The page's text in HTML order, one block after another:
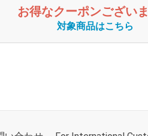
お得なクーポンござい
対象商品はこちら